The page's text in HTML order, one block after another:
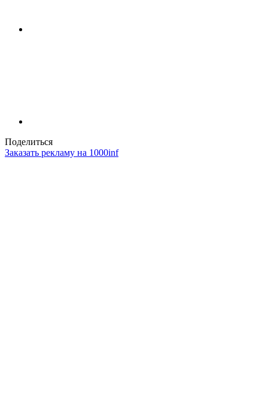
Поделиться
Заказать рекламу на 1000inf